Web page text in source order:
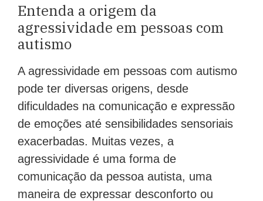
Entenda a origem da
agressividade em pessoas com
autismo
A agressividade em pessoas com autismo
pode ter diversas origens, desde
dificuldades na comunicação e expressão
de emoções até sensibilidades sensoriais
exacerbadas. Muitas vezes, a
agressividade é uma forma de
comunicação da pessoa autista, uma
maneira de expressar desconforto ou